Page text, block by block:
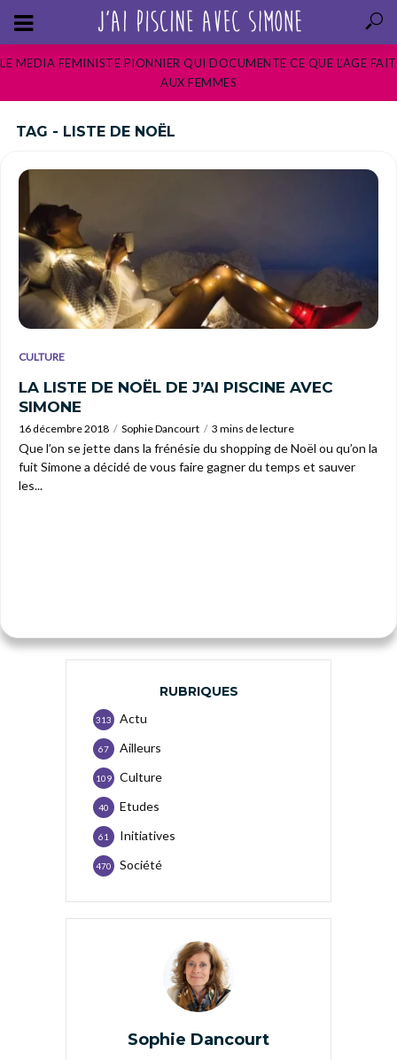
LE MEDIA FEMINISTE PIONNIER QUI DOCUMENTE CE QUE L’AGE FAIT
AUX FEMMES
TAG - LISTE DE NOËL
CULTURE
LA LISTE DE NOËL DE J’AI PISCINE AVEC
SIMONE
16 décembre 2018 Sophie Dancourt 3 mins de lecture
Que l’on se jette dans la frénésie du shopping de Noël ou qu’on la
fuit Simone a décidé de vous faire gagner du temps et sauver
les...
RUBRIQUES
Actu
313
Ailleurs
67
Culture
109
Etudes
40
Initiatives
61
Société
470
Sophie Dancourt